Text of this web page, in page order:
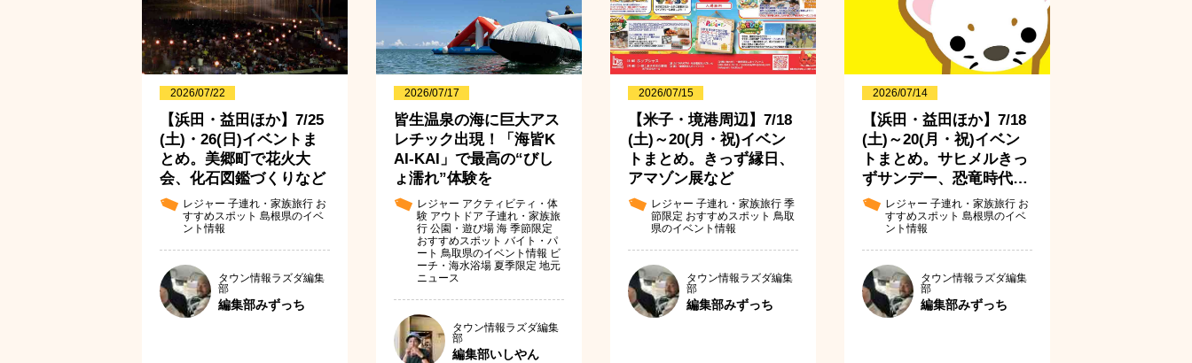
2026/07/22
【浜田・益田ほか】7/25
(土)・26(日)イベントま
とめ。美郷町で花火大
会、化石図鑑づくりなど
レジャー 子連れ・家族旅行 お
すすめスポット 島根県のイベ
ント情報
タウン情報ラズダ編集
部
編集部みずっち
2026/07/17
皆生温泉の海に巨大アス
レチック出現！「海皆K
AI-KAI」で最高の“びし
ょ濡れ”体験を
レジャー アクティビティ・体
験 アウトドア 子連れ・家族旅
行 公園・遊び場 海 季節限定
おすすめスポット バイト・パ
ート 鳥取県のイベント情報 ビ
ーチ・海水浴場 夏季限定 地元
ニュース
タウン情報ラズダ編集
部
編集部いしやん
2026/07/15
【米子・境港周辺】7/18
(土)～20(月・祝)イベン
トまとめ。きっず縁日、
アマゾン展など
レジャー 子連れ・家族旅行 季
節限定 おすすめスポット 鳥取
県のイベント情報
タウン情報ラズダ編集
部
編集部みずっち
2026/07/14
【浜田・益田ほか】7/18
(土)～20(月・祝)イベン
トまとめ。サヒメルきっ
ずサンデー、恐竜時代…
レジャー 子連れ・家族旅行 お
すすめスポット 島根県のイベ
ント情報
タウン情報ラズダ編集
部
編集部みずっち